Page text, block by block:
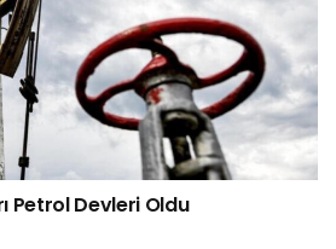
Petrol Devleri Oldu